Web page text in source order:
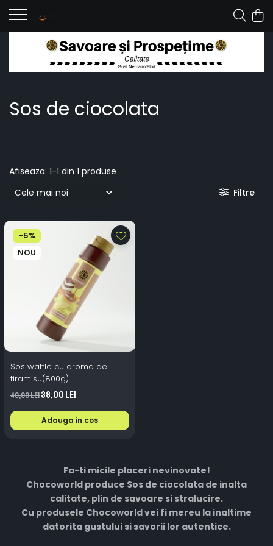
Sos de ciocolata
Afiseaza: 1-1 din 1 produse
Filtre
-5%
NOU
Sos waffle cu aroma de
tiramisu(800g)
40,00 Lei38,00 Lei
Adauga in cos
Fa-ti micile placeri nevinovate!
Chocoworld produce Sos de ciocolata de inalta
calitate, plin de savoare si stralucire.
Cu produsele Chocoworld vei fi mereu la inaltime
datorita gustului si savorii lor autentice.